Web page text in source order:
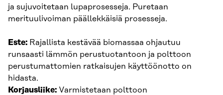
ja sujuvoitetaan lupaprosesseja. Puretaan
merituulivoiman päällekkäisiä prosesseja.
Este: Rajallista kestävää biomassaa ohjautuu
runsaasti lämmön perustuotantoon ja polttoon
perustumattomien ratkaisujen käyttöönotto on
hidasta.
Korjausliike: Varmistetaan polttoon